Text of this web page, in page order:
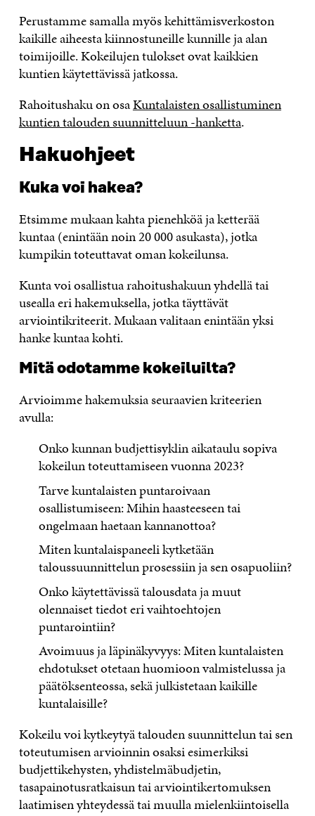
Perustamme samalla myös kehittämisverkoston
kaikille aiheesta kiinnostuneille kunnille ja alan
toimijoille. Kokeilujen tulokset ovat kaikkien
kuntien käytettävissä jatkossa.
Rahoitushaku on osaKuntalaisten osallistuminen
kuntien talouden suunnitteluun -hanketta.
Hakuohjeet
Kuka voi hakea?
Etsimme mukaan kahta pienehköä ja ketterää
kuntaa (enintään noin 20 000 asukasta), jotka
kumpikin toteuttavat oman kokeilunsa.
Kunta voi osallistua rahoitushakuun yhdellä tai
usealla eri hakemuksella, jotka täyttävät
arviointikriteerit. Mukaan valitaan enintään yksi
hanke kuntaa kohti.
Mitä odotamme kokeiluilta?
Arvioimme hakemuksia seuraavien kriteerien
avulla:
Onko kunnan budjettisyklin aikataulu sopiva
kokeilun toteuttamiseen vuonna 2023?
Tarve kuntalaisten puntaroivaan
osallistumiseen: Mihin haasteeseen tai
ongelmaan haetaan kannanottoa?
Miten kuntalaispaneeli kytketään
taloussuunnittelun prosessiin ja sen osapuoliin?
Onko käytettävissä talousdata ja muut
olennaiset tiedot eri vaihtoehtojen
puntarointiin?
Avoimuus ja läpinäkyvyys: Miten kuntalaisten
ehdotukset otetaan huomioon valmistelussa ja
päätöksenteossa, sekä julkistetaan kaikille
kuntalaisille?
Kokeilu voi kytkeytyä talouden suunnittelun tai sen
toteutumisen arvioinnin osaksi esimerkiksi
budjettikehysten, yhdistelmäbudjetin,
tasapainotusratkaisun tai arviointikertomuksen
laatimisen yhteydessä tai muulla mielenkiintoisella